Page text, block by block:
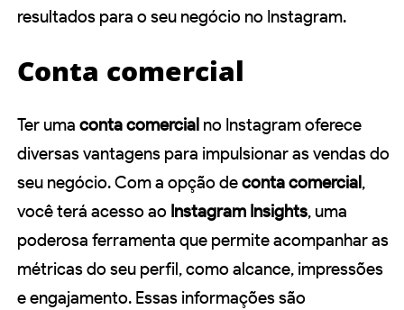
resultados para o seu negócio no Instagram.
Conta comercial
Ter uma conta comercial no Instagram oferece
diversas vantagens para impulsionar as vendas do
seu negócio. Com a opção deconta comercial,
você terá acesso ao Instagram Insights, uma
poderosa ferramenta que permite acompanhar as
métricas do seu perfil, como alcance, impressões
e engajamento. Essas informações são